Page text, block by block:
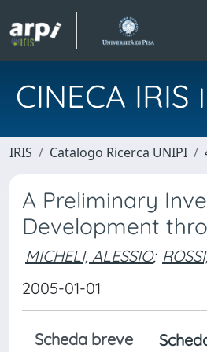
CINECA IRIS
IRIS Catalogo Ricerca UNIPI
A Preliminary
Development
MICHELI, ALESSIO;
2005-01-01
Scheda breve